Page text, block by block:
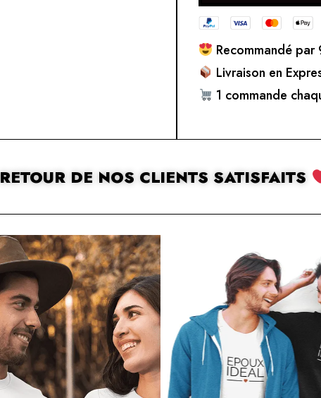
Recommandé
Livraison en
1 commande
RETOUR DE NOS CLIENTS SATISFAITS